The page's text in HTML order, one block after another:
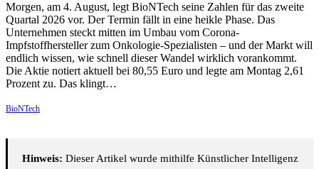
Morgen, am 4. August, legt BioNTech seine Zahlen für das zweite
Quartal 2026 vor. Der Termin fällt in eine heikle Phase. Das
Unternehmen steckt mitten im Umbau vom Corona-
Impfstoffhersteller zum Onkologie-Spezialisten – und der Markt will
endlich wissen, wie schnell dieser Wandel wirklich vorankommt.
Die Aktie notiert aktuell bei 80,55 Euro und legte am Montag 2,61
Prozent zu. Das klingt…
BioNTech
Hinweis: Dieser Artikel wurde mithilfe Künstlicher Intelligenz